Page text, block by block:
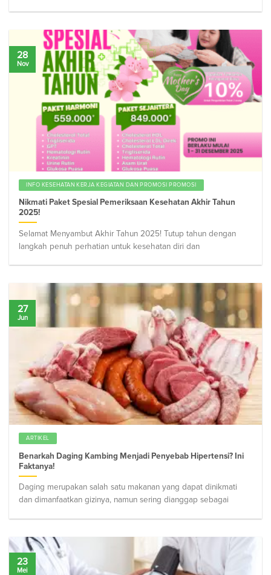
INFO KESEHATAN KERJA KEGIATAN DAN PROMOSI PROMOSI
Nikmati Paket Spesial Pemeriksaan Kesehatan Akhir Tahun
2025!
Selamat Menyambut Akhir Tahun 2025! Tutup tahun dengan
langkah penuh perhatian untuk kesehatan diri dan
28
Nov
ARTIKEL
Benarkah Daging Kambing Menjadi Penyebab Hipertensi? Ini
Faktanya!
Daging merupakan salah satu makanan yang dapat dinikmati
dan dimanfaatkan gizinya, namun sering dianggap sebagai
27
Jun
23
Mei